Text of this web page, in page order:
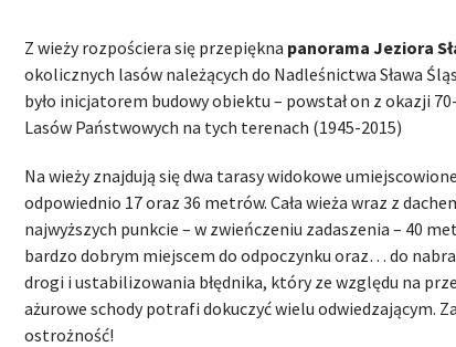
Z wieży rozpościera się przepiękna panorama Jeziora
okolicznych lasów należących do Nadleśnictwa Sława
było inicjatorem budowy obiektu – powstał on z okazji
Lasów Państwowych na tych terenach (1945-2015)
Na wieży znajdują się dwa tarasy widokowe
odpowiednio 17 oraz 36 metrów. Cała wieża wraz z
najwyższych punkcie – w zwieńczeniu zadaszenia – 40
bardzo dobrym miejscem do odpoczynku oraz… do
drogi i ustabilizowania błędnika, który ze względu na
ażurowe schody potrafi dokuczyć wielu odwiedzającym.
ostrożność!